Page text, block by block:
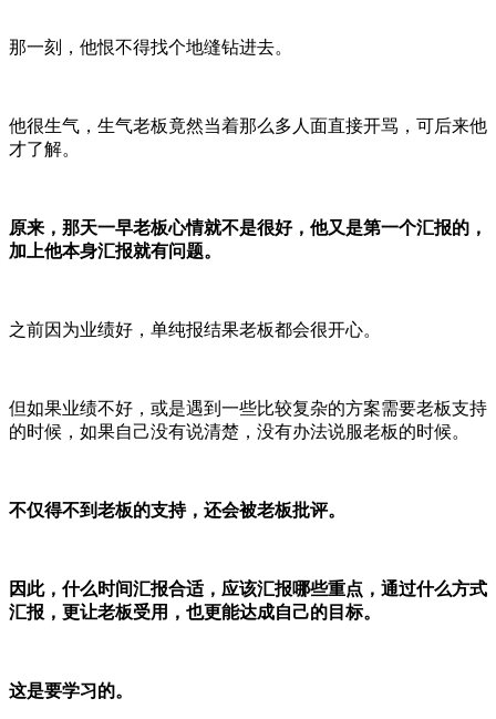
那一刻，他恨不得找个地缝钻进去。
他很生气，生气老板竟然当着那么多人面直接开骂，可后来他
才了解。
原来，那天一早老板心情就不是很好，他又是第一个汇报的，
加上他本身汇报就有问题。
之前因为业绩好，单纯报结果老板都会很开心。
但如果业绩不好，或是遇到一些比较复杂的方案需要老板支持
的时候，如果自己没有说清楚，没有办法说服老板的时候。
不仅得不到老板的支持，还会被老板批评。
因此，什么时间汇报合适，应该汇报哪些重点，通过什么方式
汇报，更让老板受用，也更能达成自己的目标。
这是要学习的。